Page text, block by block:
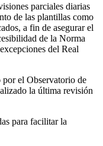
parciales diarias
de las plantillas como
a fin de asegurar el
de la Norma
del Real
el Observatorio de
la última revisión
para facilitar la